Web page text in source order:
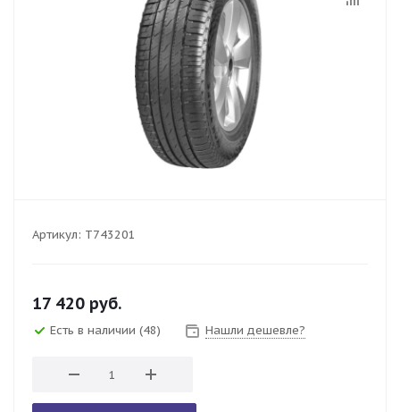
Артикул: T743201
17 420 руб.
Есть в наличии (48) Нашли дешевле?